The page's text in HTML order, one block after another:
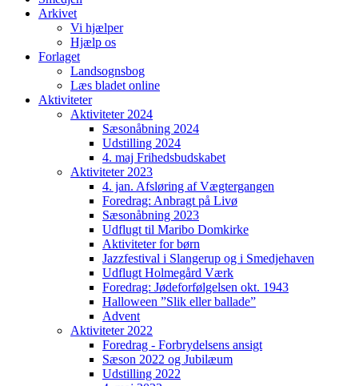
Arkivet
Vi hjælper
Hjælp os
Forlaget
Landsognsbog
Læs bladet online
Aktiviteter
Aktiviteter 2024
Sæsonåbning 2024
Udstilling 2024
4. maj Frihedsbudskabet
Aktiviteter 2023
4. jan. Afsløring af Vægtergangen
Foredrag: Anbragt på Livø
Sæsonåbning 2023
Udflugt til Maribo Domkirke
Aktiviteter for børn
Jazzfestival i Slangerup og i Smedjehaven
Udflugt Holmegård Værk
Foredrag: Jødeforfølgelsen okt. 1943
Halloween ”Slik eller ballade”
Advent
Aktiviteter 2022
Foredrag - Forbrydelsens ansigt
Sæson 2022 og Jubilæum
Udstilling 2022